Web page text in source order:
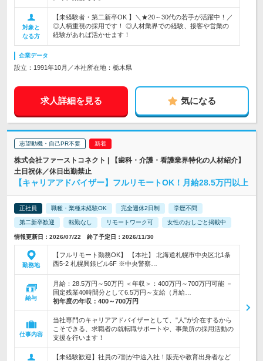
対象と
なる方
【未経験者・第二新卒OK 】＼★20～30代の若手が活躍中！／
◎人柄重視の採用です！ ◎人材業界での経験、接客や営業の
経験があれば活かせます！
企業データ
設立：1991年10月／本社所在地：栃木県
求人詳細を見る 気になる
志望動機・自己PR不要
株式会社ファーストコネクト | 【歯科・介護・看護業界特化の人材紹介】
土日祝休／休日出勤禁止
【キャリアアドバイザー】フルリモートOK！月給28.5万円以上
正社員 職種・業種未経験OK 完全週休2日制 学歴不問
第二新卒歓迎 転勤なし リモートワーク可 女性のおしごと掲載中
情報更新日：2026/07/22 終了予定日：2026/11/30
勤務地
【フルリモート勤務OK】 【本社】 北海道札幌市中央区北1条
西5-2 札幌興銀ビル6F ※中央警察…
給与
月給：28.5万円～50万円 ＜年収＞：400万円～700万円可能 －
固定残業40時間分として6.5万円～支給（月給…
初年度の年収： 400～700万円
仕事内容
当社専門のキャリアアドバイザーとして、"人"が介在するから
こそできる、求職者の就転職サポートや、事業所の採用活動の
支援を行います！
【未経験歓迎】社員の7割が中途入社！販売や教育出身者など